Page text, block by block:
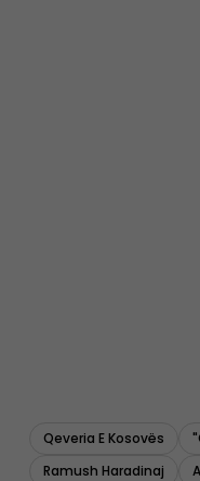
Qeveria E Kosovës
Ramush Haradinaj